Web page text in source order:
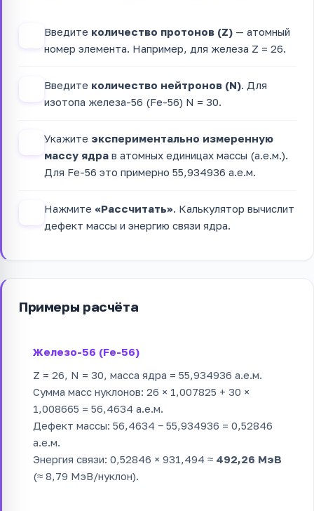
Введите количество протонов (Z) — атомный
номер элемента. Например, для железа Z = 26.
Введите количество нейтронов (N). Для
изотопа железа-56 (Fe-56) N = 30.
Укажите экспериментально измеренную
массу ядра в атомных единицах массы (а.е.м.).
Для Fe-56 это примерно 55,934936 а.е.м.
Нажмите «Рассчитать». Калькулятор вычислит
дефект массы и энергию связи ядра.
Примеры расчёта
Железо-56 (Fe-56)
Z = 26, N = 30, масса ядра = 55,934936 а.е.м.
Сумма масс нуклонов: 26 × 1,007825 + 30 ×
1,008665 = 56,4634 а.е.м.
Дефект массы: 56,4634 − 55,934936 = 0,52846
а.е.м.
Энергия связи: 0,52846 × 931,494 ≈ 492,26 МэВ
(≈ 8,79 МэВ/нуклон).